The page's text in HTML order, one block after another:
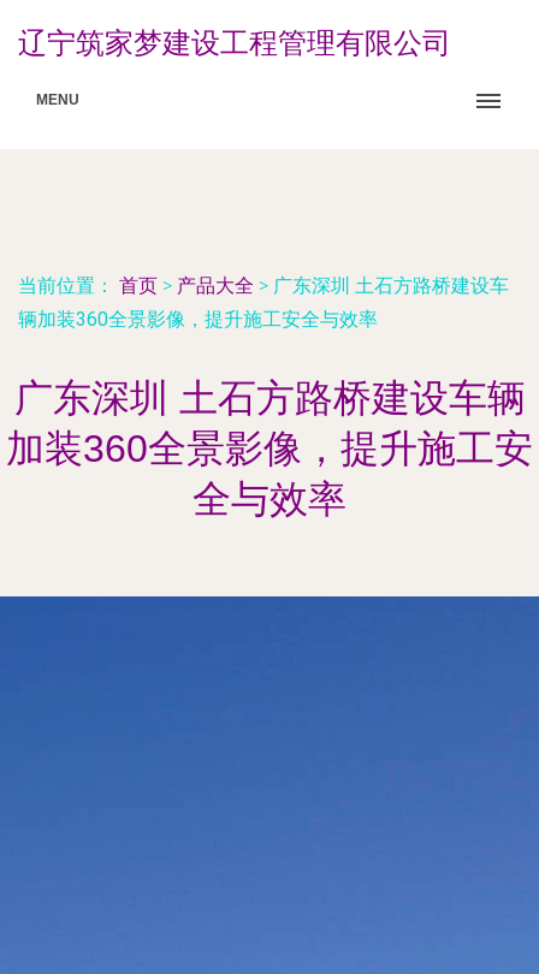
辽宁筑家梦建设工程管理有限公司
MENU
当前位置： 首页 > 产品大全 > 广东深圳 土石方路桥建设车
辆加装360全景影像，提升施工安全与效率
广东深圳 土石方路桥建设车辆
加装360全景影像，提升施工安
全与效率